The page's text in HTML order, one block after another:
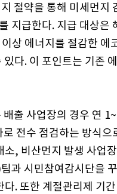
절약을 통해 미세먼지
지급한다. 지급 대상은
상 에너지를 절감한 에
다. 이 포인트는 기존
출 사업장의 경우 연
전수 점검하는 방식으
, 비산먼지 발생 사업
과 시민참여감시단을
. 또한 계절관리제 기